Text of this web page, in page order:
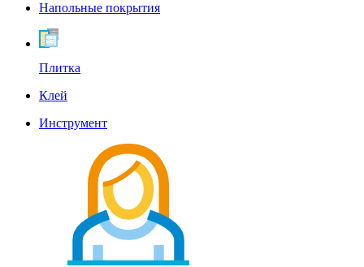
Напольные покрытия
Плитка
Клей
Инструмент